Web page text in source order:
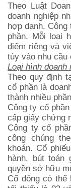
Theo Luật
doanh nghiệp
hợp danh,
phần. Mỗi loại
điểm riêng và
tùy vào nhu
Loại hình doanh
Theo quy định
cổ phần là
thành nhiều
Công ty cổ
cấp giấy chứng
Công ty cổ
công chúng
khoán. Cổ
hành, bút toán
quyền sở hữu
Cổ đông có